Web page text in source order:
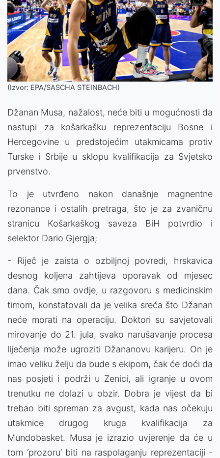
(Izvor: EPA/SASCHA STEINBACH)
Džanan Musa, nažalost, neće biti u mogućnosti da
nastupi za košarkašku reprezentaciju Bosne i
Hercegovine u predstojećim utakmicama protiv
Turske i Srbije u sklopu kvalifikacija za Svjetsko
prvenstvo.
To je utvrđeno nakon današnje magnentne
rezonance i ostalih pretraga, što je za zvaničnu
stranicu Košarkaškog saveza BiH potvrdio i
selektor Dario Gjergja;
- Riječ je zaista o ozbiljnoj povredi, hrskavica
desnog koljena zahtijeva oporavak od mjesec
dana. Čak smo ovdje, u razgovoru s medicinskim
timom, konstatovali da je velika sreća što Džanan
neće morati na operaciju. Doktori su savjetovali
mirovanje do 21. jula, svako narušavanje procesa
liječenja može ugroziti Džananovu karijeru. On je
imao veliku želju da bude s ekipom, čak će doći da
nas posjeti i podrži u Zenici, ali igranje u ovom
trenutku ne dolazi u obzir. Dobra je vijest da bi
trebao biti spreman za avgust, kada nas očekuju
utakmice drugog kruga kvalifikacija za
Mundobasket. Musa je izrazio uvjerenje da će u
tom ‘prozoru’ biti na raspolaganju reprezentaciji -